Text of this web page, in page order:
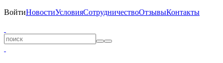
ВойтиНовостиУсловияСотрудничествоОтзывыКонтакты